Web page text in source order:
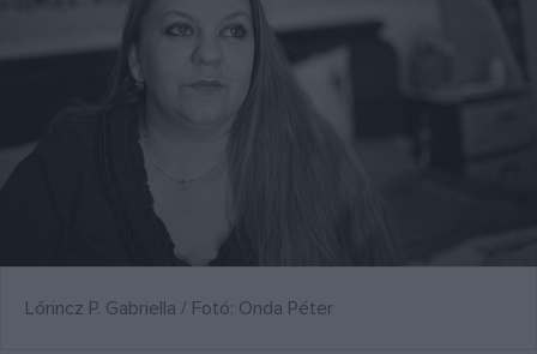
Lőrincz P. Gabriella / Fotó: Onda Péter